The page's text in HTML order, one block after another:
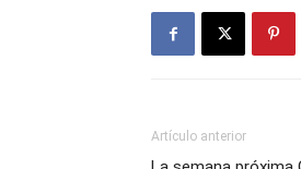
Artículo anterior